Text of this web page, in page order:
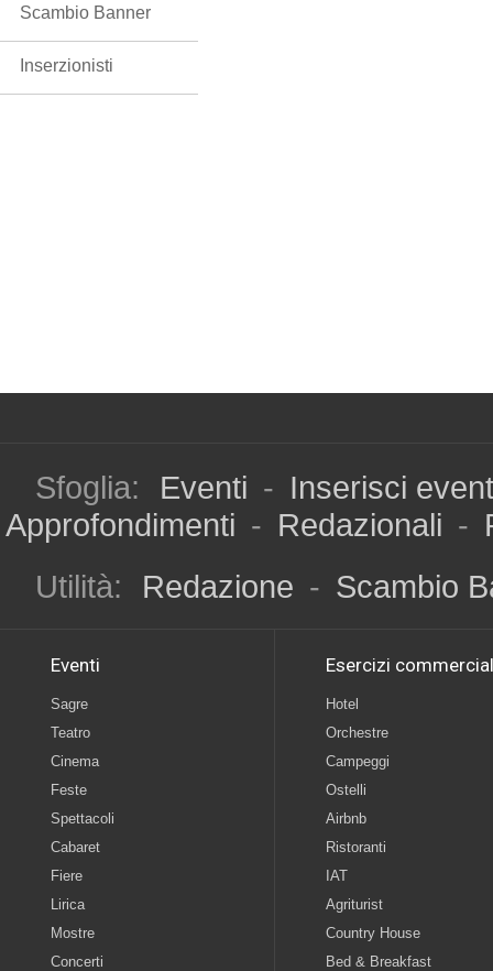
Scambio Banner
Inserzionisti
Sfoglia: Eventi - Inserisci
Approfondimenti - Redazionali -
Utilità:
Redazione - Scambio
Eventi
Sagre
Teatro
Cinema
Feste
Spettacoli
Cabaret
Fiere
Lirica
Mostre
Concerti
Esercizi
Hotel
Orchestre
Campeggi
Ostelli
Airbnb
Ristoranti
IAT
Agriturist
Country House
Bed & Breakfast